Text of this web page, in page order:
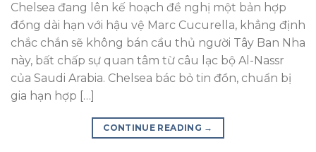
Chelsea đang lên kế hoạch đề nghị một bản hợp
đồng dài hạn với hậu vệ Marc Cucurella, khẳng định
chắc chắn sẽ không bán cầu thủ người Tây Ban Nha
này, bất chấp sự quan tâm từ câu lạc bộ Al-Nassr
của Saudi Arabia. Chelsea bác bỏ tin đồn, chuẩn bị
gia hạn hợp […]
CONTINUE READING →